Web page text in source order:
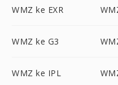
WMZ ke EXR
WMZ ke G3
WMZ ke IPL